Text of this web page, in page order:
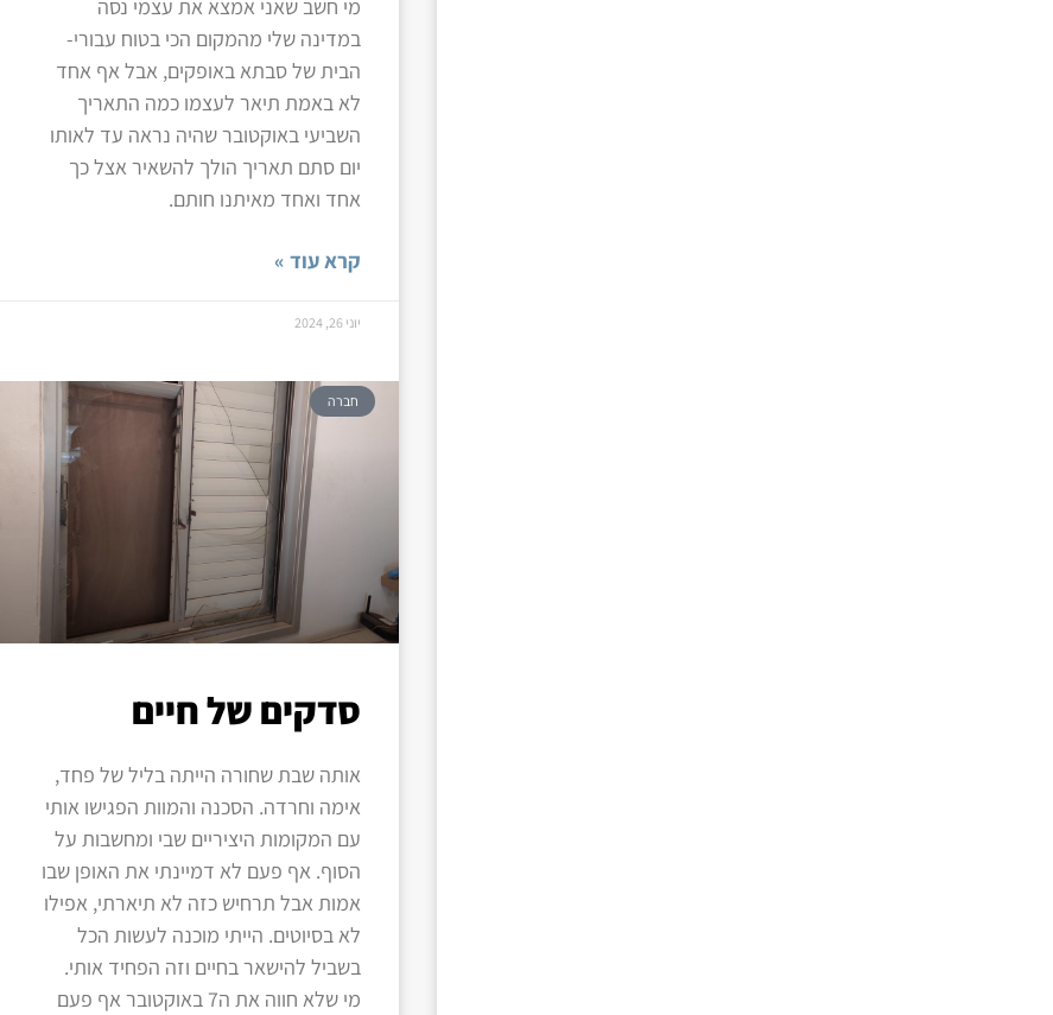
מי חשב שאני אמצא את עצמי נסה
במדינה שלי מהמקום הכי בטוח עבורי-
הבית של סבתא באופקים, אבל אף אחד
לא באמת תיאר לעצמו כמה התאריך
השביעי באוקטובר שהיה נראה עד לאותו
יום סתם תאריך הולך להשאיר אצל כך
אחד ואחד מאיתנו חותם.
קרא עוד »
יוני 26, 2024
חברה
סדקים של חיים
אותה שבת שחורה הייתה בליל של פחד,
אימה וחרדה. הסכנה והמוות הפגישו אותי
עם המקומות היציריים שבי ומחשבות על
הסוף. אף פעם לא דמיינתי את האופן שבו
אמות אבל תרחיש כזה לא תיארתי, אפילו
לא בסיוטים. הייתי מוכנה לעשות הכל
בשביל להישאר בחיים וזה הפחיד אותי.
מי שלא חווה את ה7 באוקטובר אף פעם